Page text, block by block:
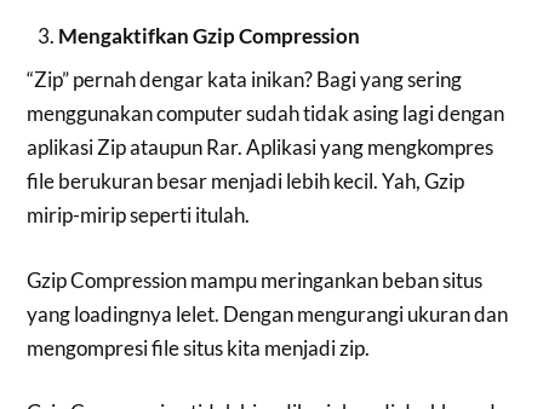
Mengaktifkan Gzip Compression
“Zip” pernah dengar kata inikan? Bagi yang sering
menggunakan computer sudah tidak asing lagi dengan
aplikasi Zip ataupun Rar. Aplikasi yang mengkompres
file berukuran besar menjadi lebih kecil. Yah, Gzip
mirip-mirip seperti itulah.
Gzip Compression mampu meringankan beban situs
yang loadingnya lelet. Dengan mengurangi ukuran dan
mengompresi file situs kita menjadi zip.